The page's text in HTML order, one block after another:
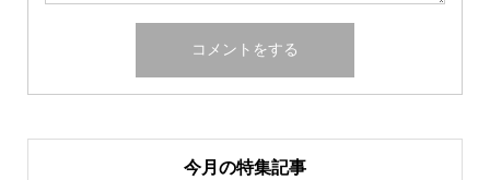
今月の特集記事